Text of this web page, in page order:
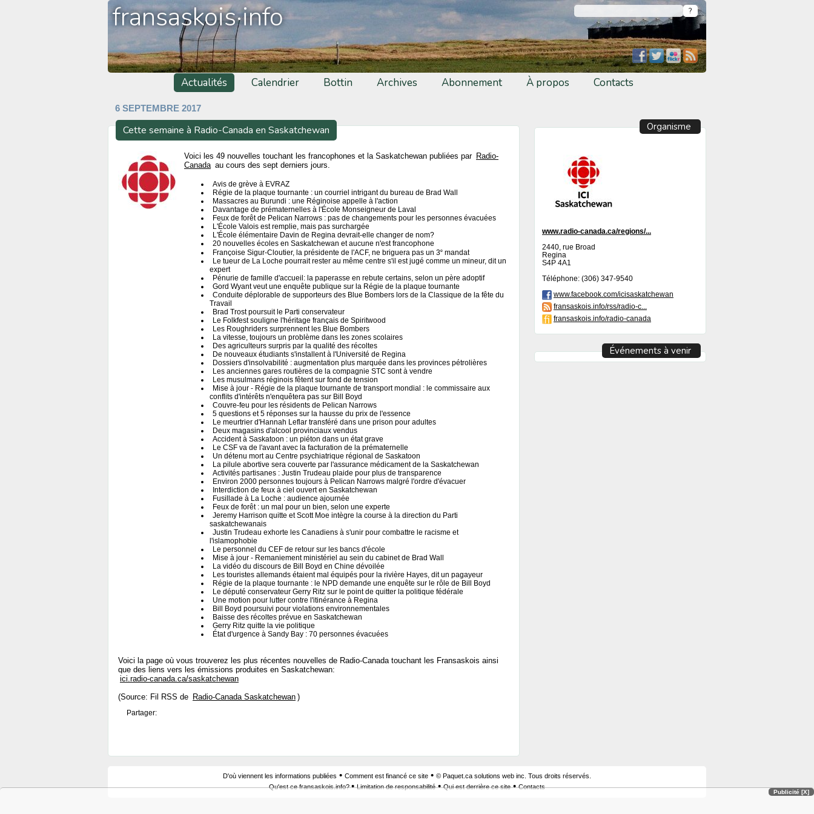
Publicité [X]
fransaskois·info
Actualités Calendrier Bottin Archives Abonnement À propos Contacts
6 SEPTEMBRE 2017
Cette semaine à Radio-Canada en Saskatchewan
Voici les 49 nouvelles touchant les francophones et la Saskatchewan publiées par Radio-
Canada au cours des sept derniers jours.
Avis de grève à EVRAZ
Régie de la plaque tournante : un courriel intrigant du bureau de Brad Wall
Massacres au Burundi : une Réginoise appelle à l'action
Davantage de prématernelles à l'École Monseigneur de Laval
Feux de forêt de Pelican Narrows : pas de changements pour les personnes évacuées
L'École Valois est remplie, mais pas surchargée
L'École élémentaire Davin de Regina devrait-elle changer de nom?
20 nouvelles écoles en Saskatchewan et aucune n'est francophone
Françoise Sigur-Cloutier, la présidente de l'ACF, ne briguera pas un 3e mandat
Le tueur de La Loche pourrait rester au même centre s'il est jugé comme un mineur, dit un
expert
Pénurie de famille d'accueil: la paperasse en rebute certains, selon un père adoptif
Gord Wyant veut une enquête publique sur la Régie de la plaque tournante
Conduite déplorable de supporteurs des Blue Bombers lors de la Classique de la fête du
Travail
Brad Trost poursuit le Parti conservateur
Le Folkfest souligne l'héritage français de Spiritwood
Les Roughriders surprennent les Blue Bombers
La vitesse, toujours un problème dans les zones scolaires
Des agriculteurs surpris par la qualité des récoltes
De nouveaux étudiants s'installent à l'Université de Regina
Dossiers d'insolvabilité : augmentation plus marquée dans les provinces pétrolières
Les anciennes gares routières de la compagnie STC sont à vendre
Les musulmans réginois fêtent sur fond de tension
Mise à jour - Régie de la plaque tournante de transport mondial : le commissaire aux
conflits d'intérêts n'enquêtera pas sur Bill Boyd
Couvre-feu pour les résidents de Pelican Narrows
5 questions et 5 réponses sur la hausse du prix de l'essence
Le meurtrier d'Hannah Leflar transféré dans une prison pour adultes
Deux magasins d'alcool provinciaux vendus
Accident à Saskatoon : un piéton dans un état grave
Le CSF va de l'avant avec la facturation de la prématernelle
Un détenu mort au Centre psychiatrique régional de Saskatoon
La pilule abortive sera couverte par l'assurance médicament de la Saskatchewan
Activités partisanes : Justin Trudeau plaide pour plus de transparence
Environ 2000 personnes toujours à Pelican Narrows malgré l'ordre d'évacuer
Interdiction de feux à ciel ouvert en Saskatchewan
Fusillade à La Loche : audience ajournée
Feux de forêt : un mal pour un bien, selon une experte
Jeremy Harrison quitte et Scott Moe intègre la course à la direction du Parti
saskatchewanais
Justin Trudeau exhorte les Canadiens à s'unir pour combattre le racisme et
l'islamophobie
Le personnel du CEF de retour sur les bancs d'école
Mise à jour - Remaniement ministériel au sein du cabinet de Brad Wall
La vidéo du discours de Bill Boyd en Chine dévoilée
Les touristes allemands étaient mal équipés pour la rivière Hayes, dit un pagayeur
Régie de la plaque tournante : le NPD demande une enquête sur le rôle de Bill Boyd
Le député conservateur Gerry Ritz sur le point de quitter la politique fédérale
Une motion pour lutter contre l'itinérance à Regina
Bill Boyd poursuivi pour violations environnementales
Baisse des récoltes prévue en Saskatchewan
Gerry Ritz quitte la vie politique
État d'urgence à Sandy Bay : 70 personnes évacuées
Voici la page où vous trouverez les plus récentes nouvelles de Radio-Canada touchant les Fransaskois ainsi
que des liens vers les émissions produites en Saskatchewan:
ici.radio-canada.ca/saskatchewan
(Source: Fil RSS de Radio-Canada Saskatchewan )
Partager:
Organisme
www.radio-canada.ca/regions/...
2440, rue Broad
Regina
S4P 4A1
Téléphone: (306) 347-9540
www.facebook.com/icisaskatchewan
fransaskois.info/rss/radio-c...
fransaskois.info/radio-canada
Événements à venir
D'où viennent les informations publiées • Comment est financé ce site • © Paquet.ca solutions web inc. Tous droits réservés.
Qu'est ce fransaskois.info?•Limitation de responsabilité•Qui est derrière ce site•Contacts